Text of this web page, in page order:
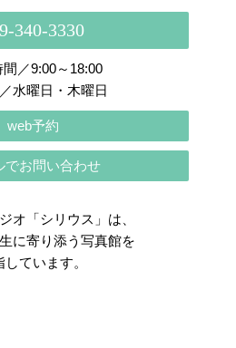
340-3330
／9:00～18:00
水曜日・木曜日
web予約
でお問い合わせ
オ「シリウス」は、
に寄り添う写真館を
しています。